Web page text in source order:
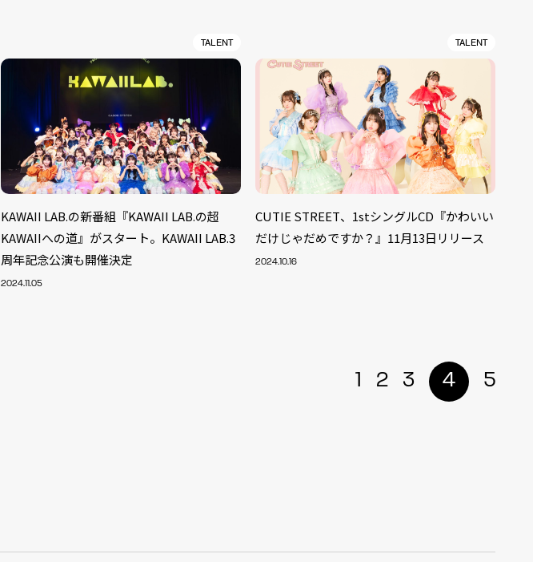
TALENT
KAWAII LAB.の新番組『KAWAII LAB.の超
KAWAIIへの道』がスタート。KAWAII LAB.3
周年記念公演も開催決定
2024.11.05
TALENT
CUTIE STREET、1stシングルCD『かわいい
だけじゃだめですか？』11月13日リリース
2024.10.16
1 2 3 4 5